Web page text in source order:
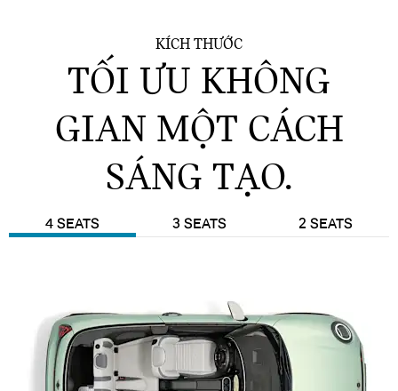
KÍCH THƯỚC
TỐI ƯU KHÔNG
GIAN MỘT CÁCH
SÁNG TẠO.
4 SEATS 3 SEATS 2 SEATS